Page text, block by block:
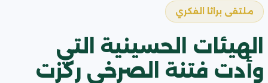
ملتقى براثا الفكري
الهيئات الحسينية التي
وأدت فتنة الصرخي ركزت